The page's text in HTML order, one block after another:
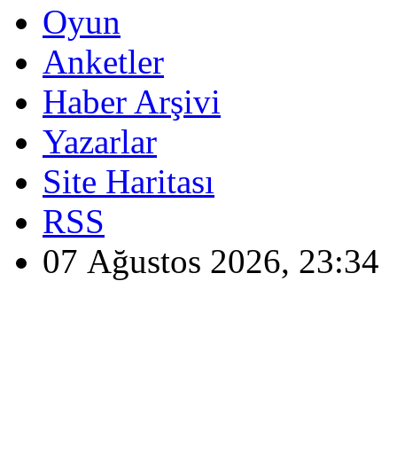
Oyun
Anketler
Haber Arşivi
Yazarlar
Site Haritası
RSS
07 Ağustos 2026, 23:34